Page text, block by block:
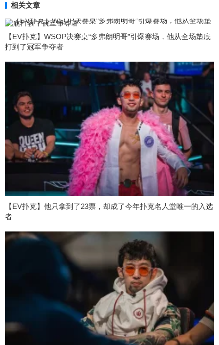
相关文章
【EV扑克】WSOP决赛桌“多弗朗明哥”引爆赛场，他从全场垫底
打到了冠军争夺者
【EV扑克】他只拿到了23票，却成了今年扑克名人堂唯一的入选
者